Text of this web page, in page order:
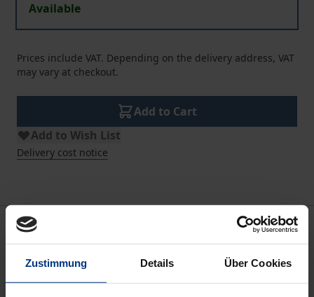
Zustimmung Details Über Cookies
Available
Prices include VAT. Depending on the delivery address, VAT
may vary at checkout.
Add to Cart
Add to Wish List
Delivery cost notice
Description
Der Rationalitätsbegriff steht seit Beginn
spieltheoretischer Wissenschaft im Fokus einer